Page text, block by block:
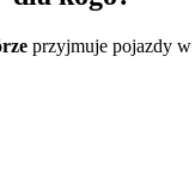
przyjmuje pojazdy